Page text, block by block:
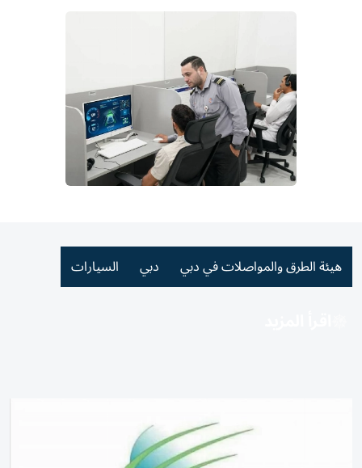
هيئة الطرق والمواصلات في دبي دبي السيارات